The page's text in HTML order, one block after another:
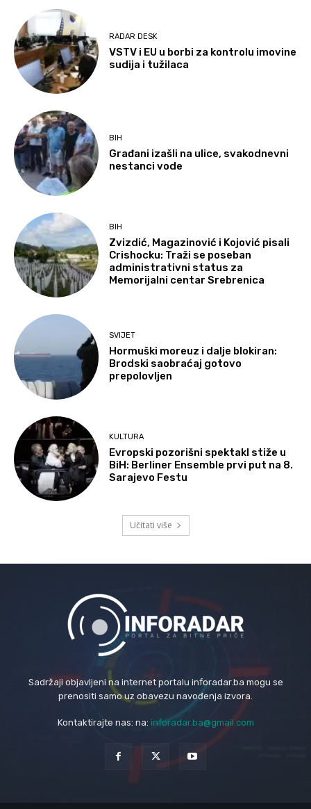
RADAR DESK
VSTV i EU u borbi za kontrolu imovine
sudija i tužilaca
BIH
Građani izašli na ulice, svakodnevni
nestanci vode
BIH
Zvizdić, Magazinović i Kojović pisali
Crishocku: Traži se poseban
administrativni status za
Memorijalni centar Srebrenica
SVIJET
Hormuški moreuz i dalje blokiran:
Brodski saobraćaj gotovo
prepolovljen
KULTURA
Evropski pozorišni spektakl stiže u
BiH: Berliner Ensemble prvi put na 8.
Sarajevo Festu
Učitati više
Sadržaji objavljeni na internet portalu inforadar.ba mogu se
prenositi samo uz obavezu navođenja izvora.
Kontaktirajte nas: na: inforadar.ba@gmail.com